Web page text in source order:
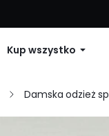
Kup wszystko
Damska odzież